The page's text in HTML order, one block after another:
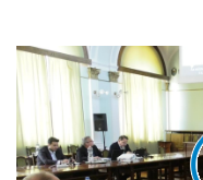
Video
Player